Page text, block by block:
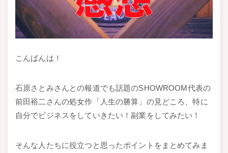
こんばんは！
石原さとみさんとの報道でも話題のSHOWROOM代表の
前田裕二さんの処女作「人生の勝算」の見どころ、特に
自分でビジネスをしていきたい！副業をしてみたい！
そんな人たちに役立つと思ったポイントをまとめてみま